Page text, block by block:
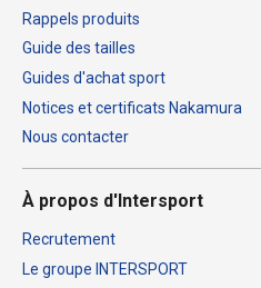
Rappels produits
Guide des tailles
Guides d'achat sport
Notices et certificats Nakamura
Nous contacter
À propos d'Intersport
Recrutement
Le groupe INTERSPORT